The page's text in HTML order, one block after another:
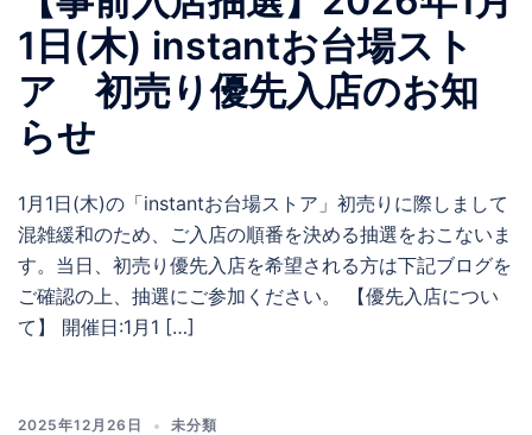
1日(木) instantお台場スト
ア 初売り優先入店のお知
らせ
1月1日(木)の「instantお台場ストア」初売りに際しまして
混雑緩和のため、ご入店の順番を決める抽選をおこないま
す。当日、初売り優先入店を希望される方は下記ブログを
ご確認の上、抽選にご参加ください。 【優先入店につい
て】 開催日:1月1 […]
2025年12月26日 未分類